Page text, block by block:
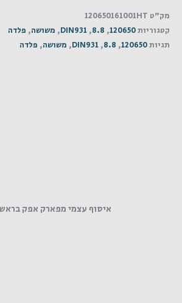
מק"ט 120650161001HT
קטגוריות120650
,
8.8
,
DIN931
, משושה, פלדה
תגיות120650
,
8.8
,
DIN931
, משושה, פלדה
איסוף עצמי מפארק אפק